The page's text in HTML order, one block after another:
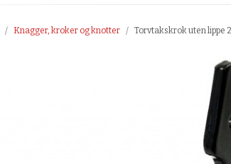
Knagger, kroker og knotter Torvtakskrok uten lippe